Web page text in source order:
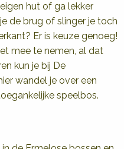
hut of ga lekker
de brug of slinger je toch
Er is keuze genoeg!
mee te nemen, al dat
kun je bij De
wandel je over een
speelbos.